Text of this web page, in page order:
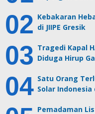
Kebakaran
di JIIPE Gresik
Tragedi Kapal
Diduga Hirup
Satu Orang
Solar Indonesia
Pemadaman